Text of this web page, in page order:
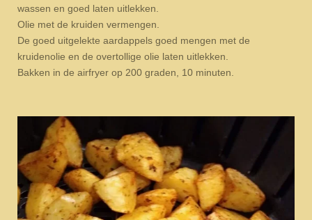
wassen en goed laten uitlekken.
Olie met de kruiden vermengen.
De goed uitgelekte aardappels goed mengen met de
kruidenolie en de overtollige olie laten uitlekken.
Bakken in de airfryer op 200 graden, 10 minuten.